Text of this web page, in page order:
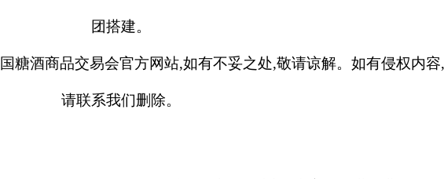
团搭建。
糖酒商品交易会官方网站,如有不妥之处,敬请谅解。如有侵权内容,
请联系我们删除。